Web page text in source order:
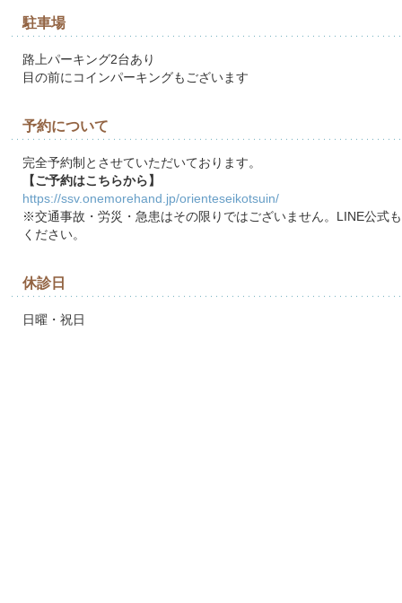
駐車場
路上パーキング2台あり
目の前にコインパーキングもございます
予約について
完全予約制とさせていただいております。
【ご予約はこちらから】
https://ssv.onemorehand.jp/orienteseikotsuin/
※交通事故・労災・急患はその限りではございません。LINE公式
ください。
休診日
日曜・祝日